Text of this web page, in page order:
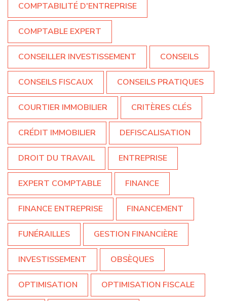
COMPTABILITÉ D'ENTREPRISE
COMPTABLE EXPERT
CONSEILLER INVESTISSEMENT CONSEILS
CONSEILS FISCAUX CONSEILS PRATIQUES
COURTIER IMMOBILIER CRITÈRES CLÉS
CRÉDIT IMMOBILIER DEFISCALISATION
DROIT DU TRAVAIL ENTREPRISE
EXPERT COMPTABLE FINANCE
FINANCE ENTREPRISE FINANCEMENT
FUNÉRAILLES GESTION FINANCIÈRE
INVESTISSEMENT OBSÈQUES
OPTIMISATION OPTIMISATION FISCALE